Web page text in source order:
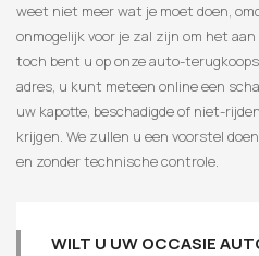
weet niet meer wat je moet doen,
onmogelijk voor je zal zijn om het
toch bent u op onze auto-
adres, u kunt meteen online een
uw kapotte, beschadigde of niet-
krijgen. We zullen u een voorstel
en zonder technische controle.
WILT U UW OCCASIE